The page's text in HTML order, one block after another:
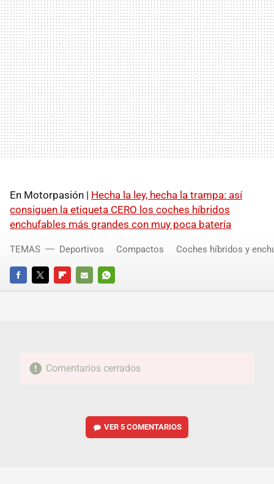
En Motorpasión | Hecha la ley, hecha la trampa: así
consiguen la etiqueta CERO los coches híbridos
enchufables más grandes con muy poca batería
FACEBOOKTWITTERFLIPBOARD
E-
WHATSAPP
TEMAS Deportivos Compactos Coches híbridos y
Comentarios cerrados
VER5 COMENTARIOS